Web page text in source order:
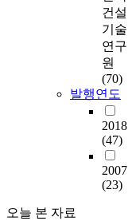
건설
기술
연구
원
(70)
발행연도
2018
(47)
2007
(23)
오늘 본 자료